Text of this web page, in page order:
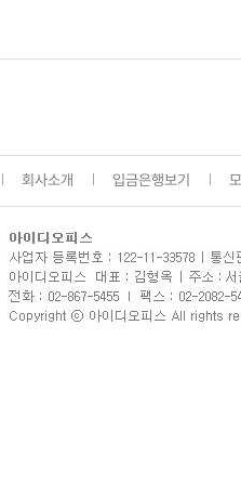
회사소개 입금은행보기